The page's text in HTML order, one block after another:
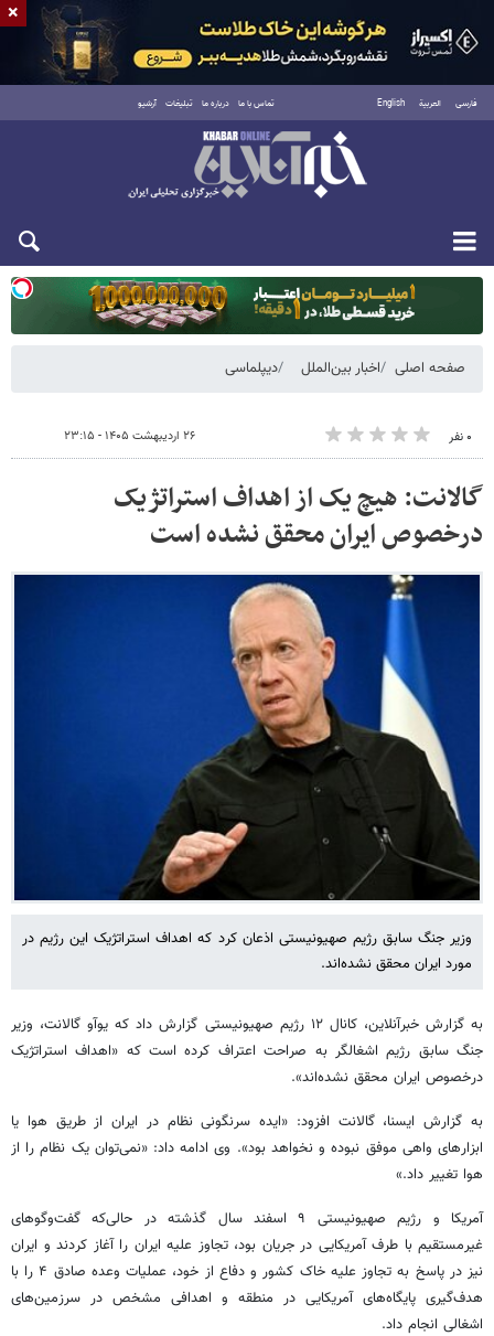
فارسی العربية English تماس با ما درباره ما تبلیغات آرشیو
یکشنبه ۱۸ مرداد ۱۴۰۵
صفحه اصلی اخبار بین‌الملل دیپلماسی
۰ نفر ۲۶ اردیبهشت ۱۴۰۵ - ۲۳:۱۵
گالانت: هیچ یک از اهداف استراتژیک
درخصوص ایران محقق نشده است
وزیر جنگ سابق رژیم صهیونیستی اذعان کرد که اهداف استراتژیک این رژیم در
مورد ایران محقق نشده‌اند.
به گزارش خبرآنلاین، کانال ۱۲ رژیم صهیونیستی گزارش داد که یوآو گالانت، وزیر
جنگ سابق رژیم اشغالگر به صراحت اعتراف کرده است که «اهداف استراتژیک
درخصوص ایران محقق نشده‌اند».
به گزارش ایسنا، گالانت افزود: «ایده سرنگونی نظام در ایران از طریق هوا یا
ابزارهای واهی موفق نبوده و نخواهد بود». وی ادامه داد: «نمی‌توان یک نظام را از
هوا تغییر داد.»
آمریکا و رژیم صهیونیستی ۹ اسفند سال گذشته در حالی‌که گفت‌وگوهای
غیرمستقیم با طرف آمریکایی در جریان بود، تجاوز علیه ایران را آغاز کردند و ایران
نیز در پاسخ به تجاوز علیه خاک کشور و دفاع از خود، عملیات وعده صادق ۴ را با
هدف‌گیری پایگاه‌های آمریکایی در منطقه و اهدافی مشخص در سرزمین‌های
اشغالی انجام داد.
×